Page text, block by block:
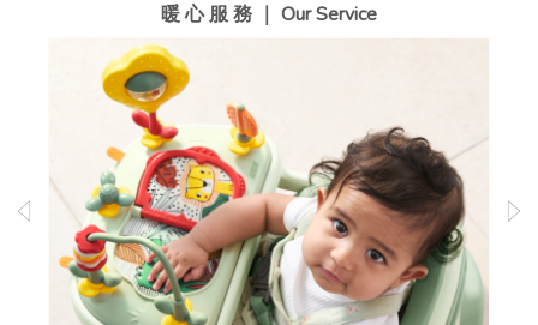
暖 心 服 務 ｜ Our Service